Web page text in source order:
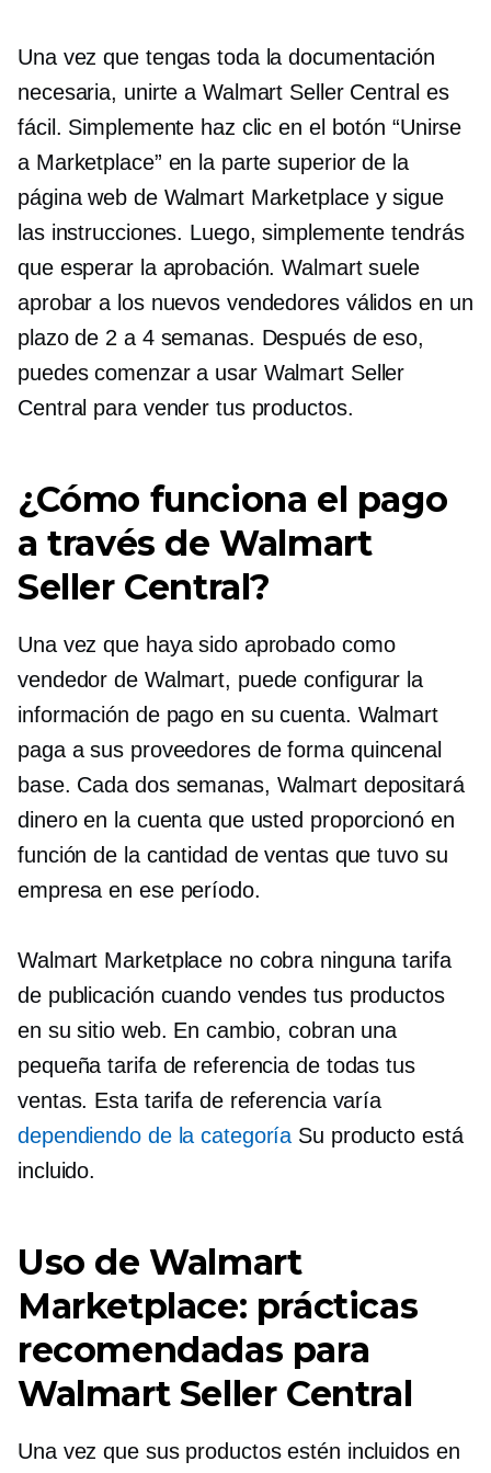
Una vez que tengas toda la documentación
necesaria, unirte a Walmart Seller Central es
fácil. Simplemente haz clic en el botón “Unirse
a Marketplace” en la parte superior de la
página web de Walmart Marketplace y sigue
las instrucciones. Luego, simplemente tendrás
que esperar la aprobación. Walmart suele
aprobar a los nuevos vendedores válidos en un
plazo de 2 a 4 semanas. Después de eso,
puedes comenzar a usar Walmart Seller
Central para vender tus productos.
¿Cómo funciona el pago
a través de Walmart
Seller Central?
Una vez que haya sido aprobado como
vendedor de Walmart, puede configurar la
información de pago en su cuenta. Walmart
paga a sus proveedores de forma quincenal
base. Cada dos semanas, Walmart depositará
dinero en la cuenta que usted proporcionó en
función de la cantidad de ventas que tuvo su
empresa en ese período.
Walmart Marketplace no cobra ninguna tarifa
de publicación cuando vendes tus productos
en su sitio web. En cambio, cobran una
pequeña tarifa de referencia de todas tus
ventas. Esta tarifa de referencia varía
dependiendo de la categoría Su producto está
incluido.
Uso de Walmart
Marketplace: prácticas
recomendadas para
Walmart Seller Central
Una vez que sus productos estén incluidos en